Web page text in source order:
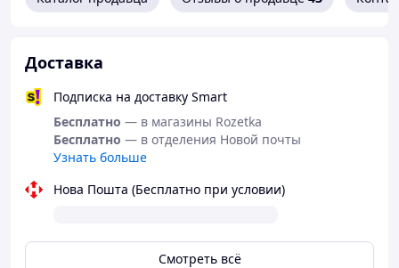
Трос
Синтетический SK-65 24 м, 12 мм
Тросоукладчик
Клюз
Редуктор
3-х ступенчатый, планетарный
Передаточное
265:1
Проводной (длина 3 метра) и радиопульт
Доставка
Подписка на доставку Smart
Бесплатно — в магазины Rozetka
Бесплатно — в отделения Новой почты
Узнать больше
Нова Пошта (Бесплатно при условии)
Смотреть всё